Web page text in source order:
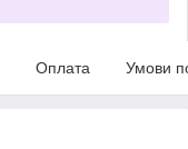
Оплата Умови